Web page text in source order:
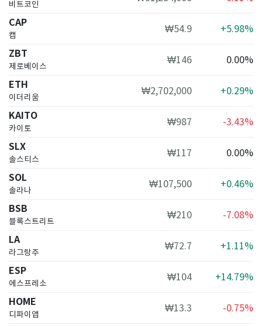
비트코인
CAP
캡
₩54.9 +5.98%
ZBT
제로베이스
₩146 0.00%
ETH
이더리움
₩2,702,000 +0.29%
KAITO
카이토
₩987 -3.43%
SLX
솔스티스
₩117 0.00%
SOL
솔라나
₩107,500 +0.46%
BSB
블록스트리트
₩210 -7.08%
LA
라그랑주
₩72.7 +1.11%
ESP
에스프레소
₩104 +14.79%
HOME
디파이앱
₩13.3 -0.75%